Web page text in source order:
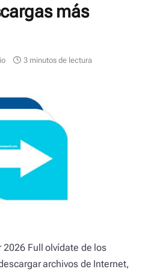
más
3 minutos de lectura
Full olvídate de los
archivos de Internet,